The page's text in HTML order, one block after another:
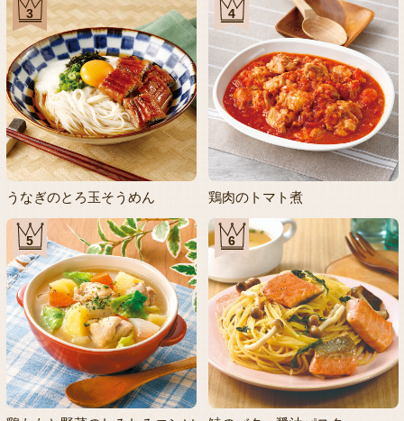
3
うなぎのとろ玉そうめん
4
鶏肉のトマト煮
5 6